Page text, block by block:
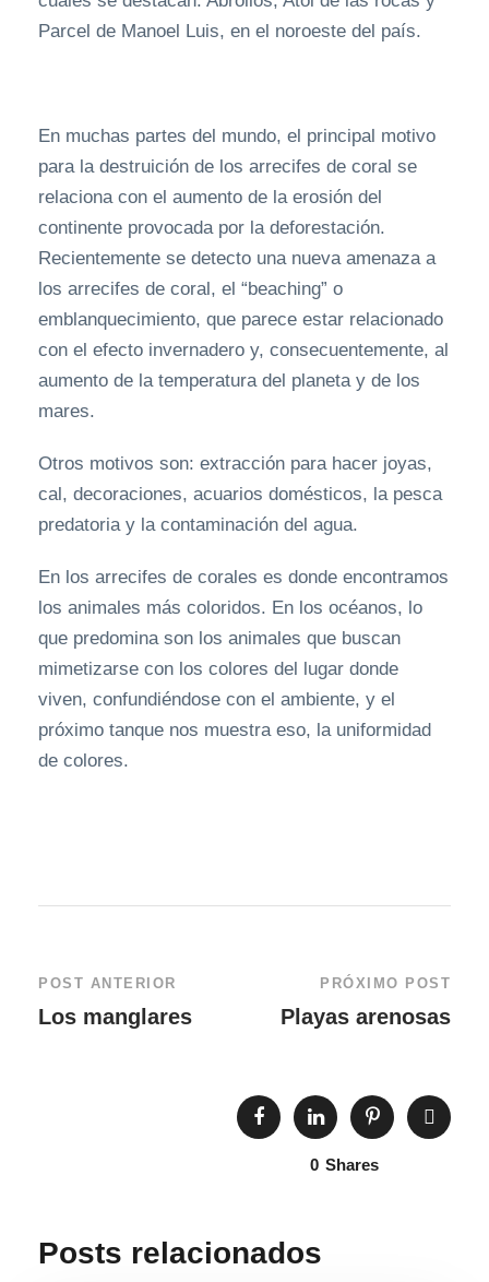
Parcel de Manoel Luis, en el noroeste del país.
En muchas partes del mundo, el principal motivo
para la destruición de los arrecifes de coral se
relaciona con el aumento de la erosión del
continente provocada por la deforestación.
Recientemente se detecto una nueva amenaza a
los arrecifes de coral, el “beaching” o
emblanquecimiento, que parece estar relacionado
con el efecto invernadero y, consecuentemente, al
aumento de la temperatura del planeta y de los
mares.
Otros motivos son: extracción para hacer joyas,
cal, decoraciones, acuarios domésticos, la pesca
predatoria y la contaminación del agua.
En los arrecifes de corales es donde encontramos
los animales más coloridos. En los océanos, lo
que predomina son los animales que buscan
mimetizarse con los colores del lugar donde
viven, confundiéndose con el ambiente, y el
próximo tanque nos muestra eso, la uniformidad
de colores.
POST ANTERIOR
Los manglares
PRÓXIMO POST
Playas arenosas
0 Shares
Posts relacionados